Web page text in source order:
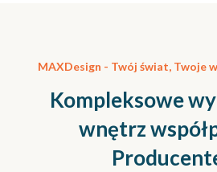
MAXDesign - Twój świat, Twoje
Kompleksowe
wnętrz